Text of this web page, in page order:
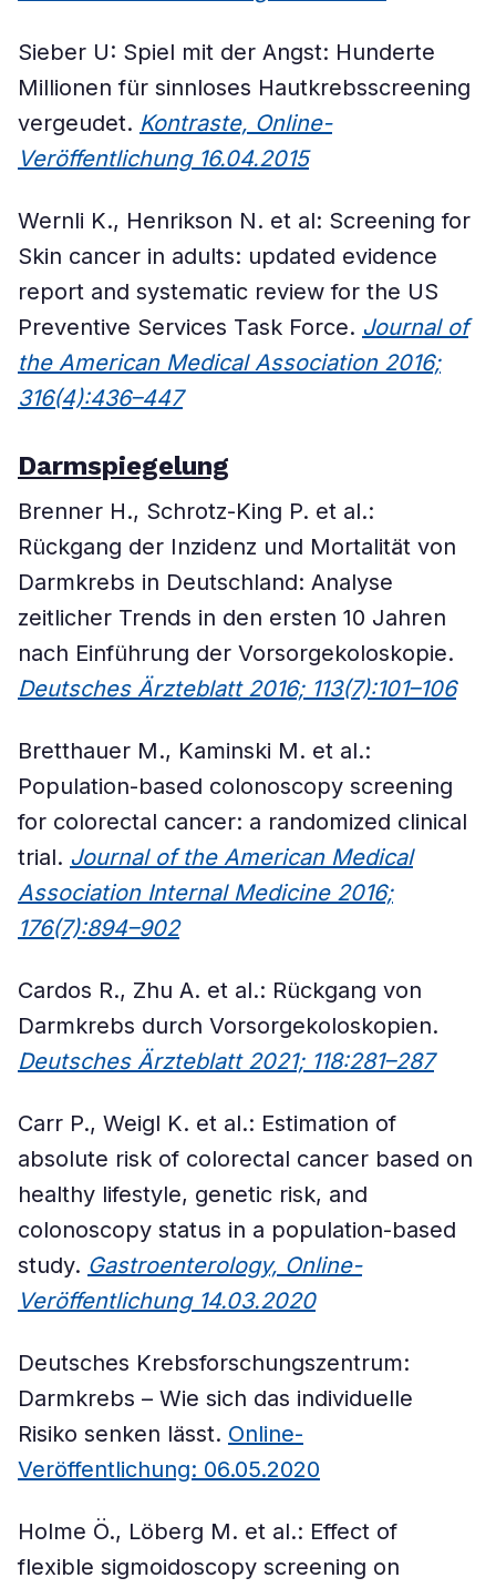
Sieber U: Spiel mit der Angst: Hunderte
Millionen für sinnloses Hautkrebsscreening
vergeudet. Kontraste, Online-
Veröffentlichung 16.04.2015
Wernli K., Henrikson N. et al: Screening for
Skin cancer in adults: updated evidence
report and systematic review for the US
Preventive Services Task Force. Journal of
the American Medical Association 2016;
316(4):436–447
Darmspiegelung
Brenner H., Schrotz-King P. et al.:
Rückgang der Inzidenz und Mortalität von
Darmkrebs in Deutschland: Analyse
zeitlicher Trends in den ersten 10 Jahren
nach Einführung der Vorsorgekoloskopie.
Deutsches Ärzteblatt 2016; 113(7):101–106
Bretthauer M., Kaminski M. et al.:
Population-based colonoscopy screening
for colorectal cancer: a randomized clinical
trial. Journal of the American Medical
Association Internal Medicine 2016;
176(7):894–902
Cardos R., Zhu A. et al.: Rückgang von
Darmkrebs durch Vorsorgekoloskopien.
Deutsches Ärzteblatt 2021; 118:281–287
Carr P., Weigl K. et al.: Estimation of
absolute risk of colorectal cancer based on
healthy lifestyle, genetic risk, and
colonoscopy status in a population-based
study. Gastroenterology, Online-
Veröffentlichung 14.03.2020
Deutsches Krebsforschungszentrum:
Darmkrebs – Wie sich das individuelle
Risiko senken lässt. Online-
Veröffentlichung: 06.05.2020
Holme Ö., Löberg M. et al.: Effect of
flexible sigmoidoscopy screening on